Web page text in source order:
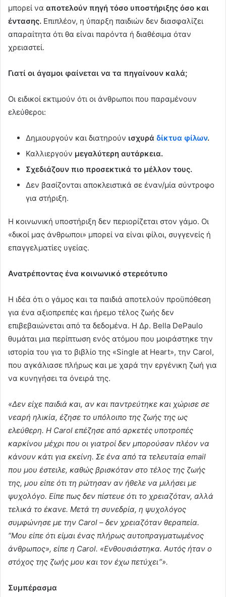
μπορεί να αποτελούν πηγή τόσο υποστήριξης όσο και
έντασης. Επιπλέον, η ύπαρξη παιδιών δεν διασφαλίζει
απαραίτητα ότι θα είναι παρόντα ή διαθέσιμα όταν
χρειαστεί.
Γιατί οι άγαμοι φαίνεται να τα πηγαίνουν καλά;
Οι ειδικοί εκτιμούν ότι οι άνθρωποι που παραμένουν
ελεύθεροι:
Δημιουργούν και διατηρούν ισχυρά δίκτυα φίλων.
Καλλιεργούν μεγαλύτερη αυτάρκεια.
Σχεδιάζουν πιο προσεκτικά το μέλλον τους.
Δεν βασίζονται αποκλειστικά σε έναν/μία σύντροφο
για στήριξη.
Η κοινωνική υποστήριξη δεν περιορίζεται στον γάμο. Οι
«δικοί μας άνθρωποι» μπορεί να είναι φίλοι, συγγενείς ή
επαγγελματίες υγείας.
Ανατρέποντας ένα κοινωνικό στερεότυπο
Η ιδέα ότι ο γάμος και τα παιδιά αποτελούν προϋπόθεση
για ένα αξιοπρεπές και ήρεμο τέλος ζωής δεν
επιβεβαιώνεται από τα δεδομένα. Η Δρ. Bella DePaulo
θυμάται μια περίπτωση ενός ατόμου που μοιράστηκε την
ιστορία του για το βιβλίο της «Single at Heart», την Carol,
που αγκάλιασε πλήρως και με χαρά την εργένικη ζωή για
να κυνηγήσει τα όνειρά της.
«Δεν είχε παιδιά και, αν και παντρεύτηκε και χώρισε σε
νεαρή ηλικία, έζησε το υπόλοιπο της ζωής της ως
ελεύθερη. Η Carol επέζησε από αρκετές υποτροπές
καρκίνου μέχρι που οι γιατροί δεν μπορούσαν πλέον να
κάνουν κάτι για εκείνη. Σε ένα από τα τελευταία email
που μου έστειλε, καθώς βρισκόταν στο τέλος της ζωής
της, μου είπε ότι τη ρώτησαν αν ήθελε να μιλήσει με
ψυχολόγο. Είπε πως δεν πίστευε ότι το χρειαζόταν, αλλά
τελικά το έκανε. Μετά τη συνεδρία, η ψυχολόγος
συμφώνησε με την Carol – δεν χρειαζόταν θεραπεία.
“Μου είπε ότι είμαι ένας πλήρως αυτοπραγματωμένος
άνθρωπος», είπε η Carol. «Ενθουσιάστηκα. Αυτός ήταν ο
στόχος της ζωής μου και τον έχω πετύχει”».
Συμπέρασμα